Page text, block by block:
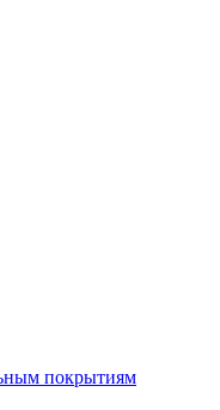
покрытиям